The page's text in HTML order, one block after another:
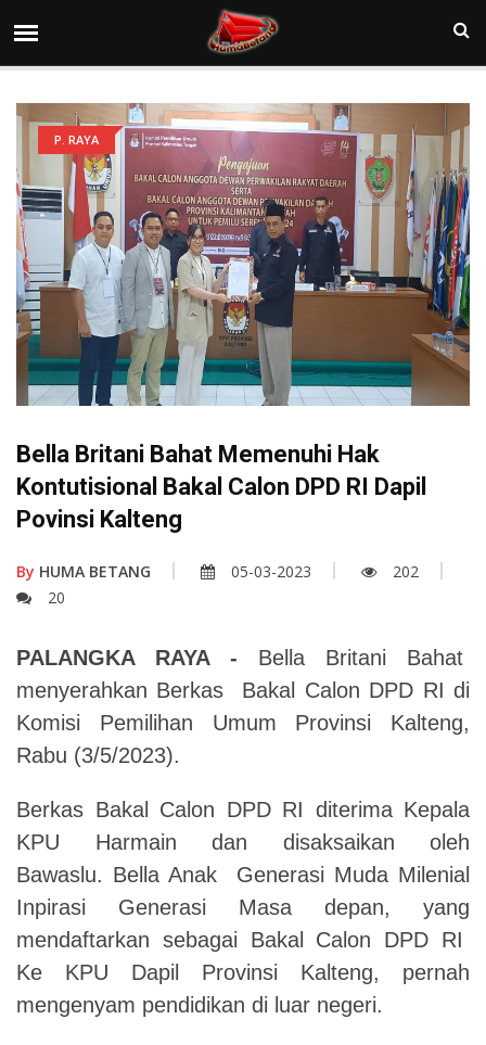
P. RAYA
Bella Britani Bahat Memenuhi Hak
Kontutisional Bakal Calon DPD RI Dapil
Povinsi Kalteng
By HUMA BETANG 05-03-2023
202
20
PALANGKA RAYA - Bella Britani Bahat
menyerahkan Berkas Bakal Calon DPD RI di
Komisi Pemilihan Umum Provinsi Kalteng,
Rabu (3/5/2023).
Berkas Bakal Calon DPD RI diterima Kepala
KPU Harmain dan disaksaikan oleh
Bawaslu. Bella Anak Generasi Muda Milenial
Inpirasi Generasi Masa depan, yang
mendaftarkan sebagai Bakal Calon DPD RI
Ke KPU Dapil Provinsi Kalteng, pernah
mengenyam pendidikan di luar negeri.